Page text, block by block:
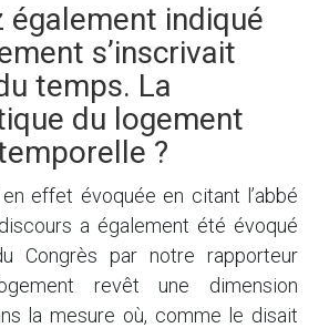
également indiqué
s’inscrivait
temps. La
du logement
?
en effet évoquée en citant l’abbé
a également été évoqué
Congrès par notre rapporteur
revêt une dimension
la mesure où, comme le disait